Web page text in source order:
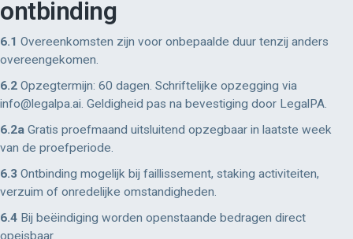
ontbinding
6.1 Overeenkomsten zijn voor onbepaalde duur tenzij anders
overeengekomen.
6.2 Opzegtermijn: 60 dagen. Schriftelijke opzegging via
info@legalpa.ai. Geldigheid pas na bevestiging door LegalPA.
6.2a Gratis proefmaand uitsluitend opzegbaar in laatste week
van de proefperiode.
6.3 Ontbinding mogelijk bij faillissement, staking activiteiten,
verzuim of onredelijke omstandigheden.
6.4 Bij beëindiging worden openstaande bedragen direct
opeisbaar.